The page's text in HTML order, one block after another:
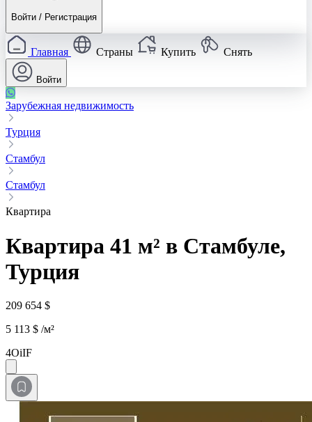
Войти / Регистрация
Главная Страны Купить Снять
Войти
Зарубежная недвижимость
Турция
Стамбул
Стамбул
Квартира
Квартира 41 м² в Стамбуле,
Турция
209 654 $
5 113 $ /м²
4OiIF